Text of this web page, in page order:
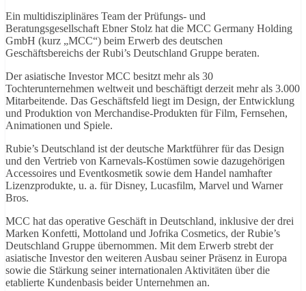
Ein multidisziplinäres Team der Prüfungs- und
Beratungsgesellschaft Ebner Stolz hat die MCC Germany Holding
GmbH (kurz „MCC“) beim Erwerb des deutschen
Geschäftsbereichs der Rubi’s Deutschland Gruppe beraten.
Der asiatische Investor MCC besitzt mehr als 30
Tochterunternehmen weltweit und beschäftigt derzeit mehr als 3.000
Mitarbeitende. Das Geschäftsfeld liegt im Design, der Entwicklung
und Produktion von Merchandise-Produkten für Film, Fernsehen,
Animationen und Spiele.
Rubie’s Deutschland ist der deutsche Marktführer für das Design
und den Vertrieb von Karnevals-Kostümen sowie dazugehörigen
Accessoires und Eventkosmetik sowie dem Handel namhafter
Lizenzprodukte, u. a. für Disney, Lucasfilm, Marvel und Warner
Bros.
MCC hat das operative Geschäft in Deutschland, inklusive der drei
Marken Konfetti, Mottoland und Jofrika Cosmetics, der Rubie’s
Deutschland Gruppe übernommen. Mit dem Erwerb strebt der
asiatische Investor den weiteren Ausbau seiner Präsenz in Europa
sowie die Stärkung seiner internationalen Aktivitäten über die
etablierte Kundenbasis beider Unternehmen an.